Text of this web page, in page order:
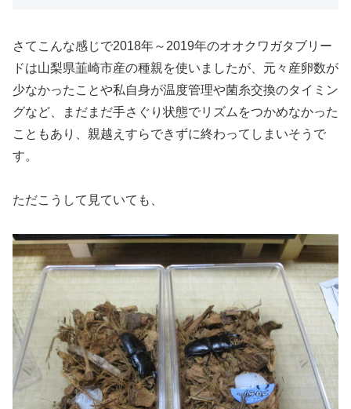
さてこんな感じで2018年～2019年のオオクワガタブリー
ドは山梨県韮崎市産の種親を使いましたが、元々産卵数が
少なかったことや私自身が温度管理や菌糸交換のタイミン
グなど、まだまだ手さぐり状態でリズムをつかめなかった
こともあり、親越えすらできずに終わってしまいそうで
す。
ただこうして見ていても、